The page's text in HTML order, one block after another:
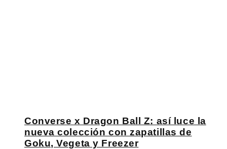
Converse x Dragon Ball Z: así luce la
nueva colección con zapatillas de
Goku, Vegeta y Freezer